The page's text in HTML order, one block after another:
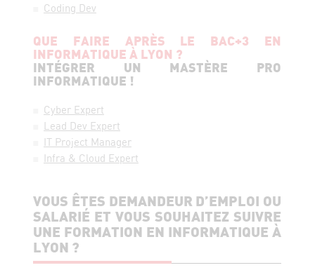
Coding Dev
QUE FAIRE APRÈS LE BAC+3 EN
INFORMATIQUE À LYON ?
INTÉGRER UN MASTÈRE PRO
INFORMATIQUE !
Cyber Expert
Lead Dev Expert
IT Project Manager
Infra & Cloud Expert
VOUS ÊTES DEMANDEUR D’EMPLOI OU
SALARIÉ ET VOUS SOUHAITEZ SUIVRE
UNE FORMATION EN INFORMATIQUE À
LYON ?